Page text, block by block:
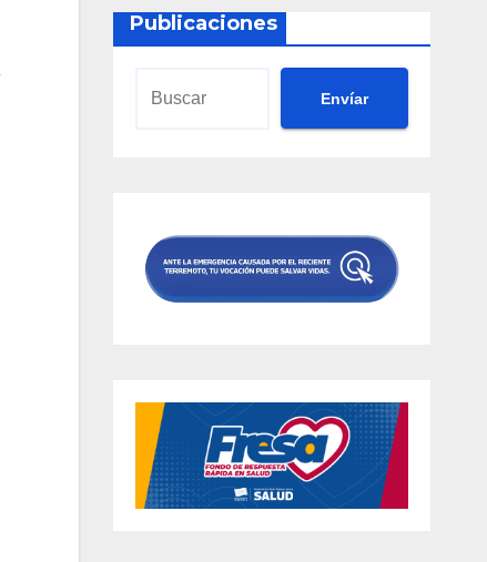
Publicaciones
Envíar